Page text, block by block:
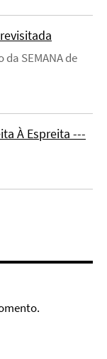
SEMANA de
À Espreita ---